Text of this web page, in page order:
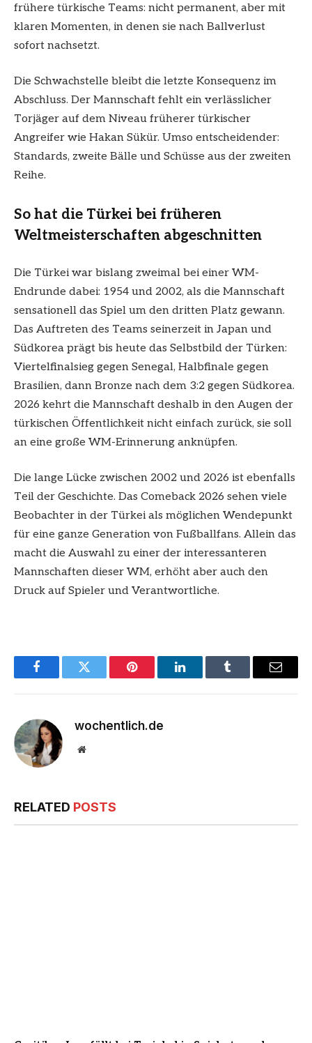
frühere türkische Teams: nicht permanent, aber mit
klaren Momenten, in denen sie nach Ballverlust
sofort nachsetzt.
Die Schwachstelle bleibt die letzte Konsequenz im
Abschluss. Der Mannschaft fehlt ein verlässlicher
Torjäger auf dem Niveau früherer türkischer
Angreifer wie Hakan Sükür. Umso entscheidender:
Standards, zweite Bälle und Schüsse aus der zweiten
Reihe.
So hat die Türkei bei früheren
Weltmeisterschaften abgeschnitten
Die Türkei war bislang zweimal bei einer WM-
Endrunde dabei: 1954 und 2002, als die Mannschaft
sensationell das Spiel um den dritten Platz gewann.
Das Auftreten des Teams seinerzeit in Japan und
Südkorea prägt bis heute das Selbstbild der Türken:
Viertelfinalsieg gegen Senegal, Halbfinale gegen
Brasilien, dann Bronze nach dem 3:2 gegen Südkorea.
2026 kehrt die Mannschaft deshalb in den Augen der
türkischen Öffentlichkeit nicht einfach zurück, sie soll
an eine große WM-Erinnerung anknüpfen.
Die lange Lücke zwischen 2002 und 2026 ist ebenfalls
Teil der Geschichte. Das Comeback 2026 sehen viele
Beobachter in der Türkei als möglichen Wendepunkt
für eine ganze Generation von Fußballfans. Allein das
macht die Auswahl zu einer der interessanteren
Mannschaften dieser WM, erhöht aber auch den
Druck auf Spieler und Verantwortliche.
FacebookTwitter Pinterest LinkedInTumblr Email
wochentlich.de
Website
RELATED POSTS